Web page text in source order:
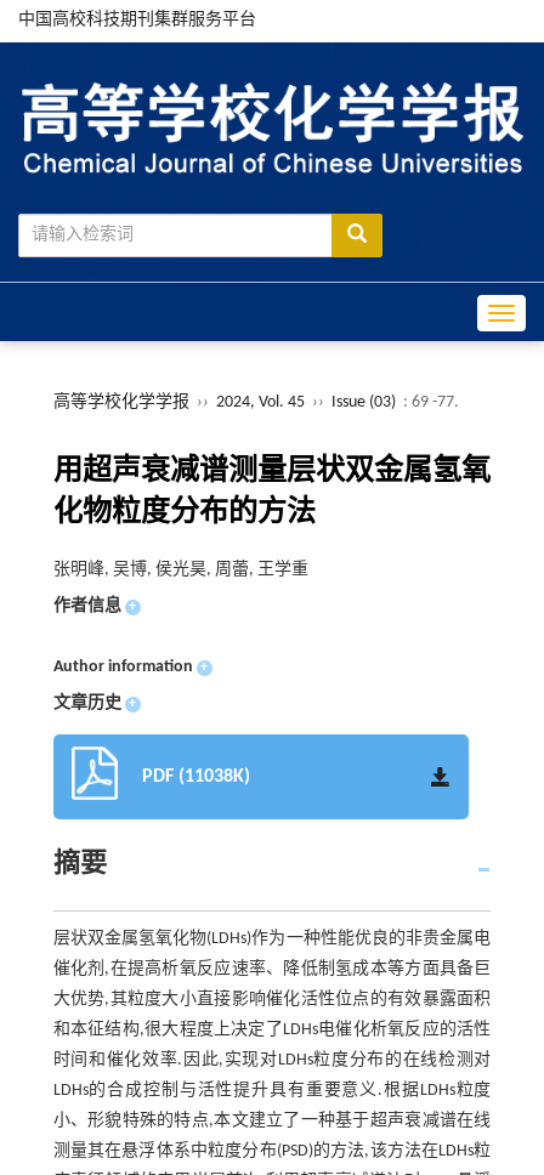
中国高校科技期刊集群服务平台
高等学校化学学报 ›› 2024, Vol. 45 ›› Issue (03) : 69 -77.
用超声衰减谱测量层状双金属氢氧
化物粒度分布的方法
张明峰, 吴博, 侯光昊, 周蕾, 王学重
作者信息 +
Author information +
文章历史 +
PDF (11038K)
摘要
层状双金属氢氧化物(LDHs)作为一种性能优良的非贵金属电
催化剂,在提高析氧反应速率、降低制氢成本等方面具备巨
大优势,其粒度大小直接影响催化活性位点的有效暴露面积
和本征结构,很大程度上决定了LDHs电催化析氧反应的活性
时间和催化效率.因此,实现对LDHs粒度分布的在线检测对
LDHs的合成控制与活性提升具有重要意义.根据LDHs粒度
小、形貌特殊的特点,本文建立了一种基于超声衰减谱在线
测量其在悬浮体系中粒度分布(PSD)的方法,该方法在LDHs粒